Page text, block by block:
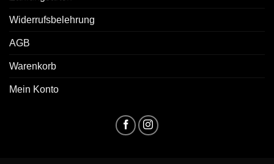
Widerrufsbelehrung
AGB
Warenkorb
Mein Konto